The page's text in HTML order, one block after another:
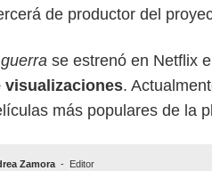
de productor del
se estrenó en Netflix
visualizaciones.
más populares de la
Zamora -
Editor